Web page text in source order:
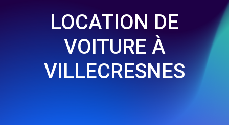
LOCATION DE
VOITURE À
VILLECRESNES